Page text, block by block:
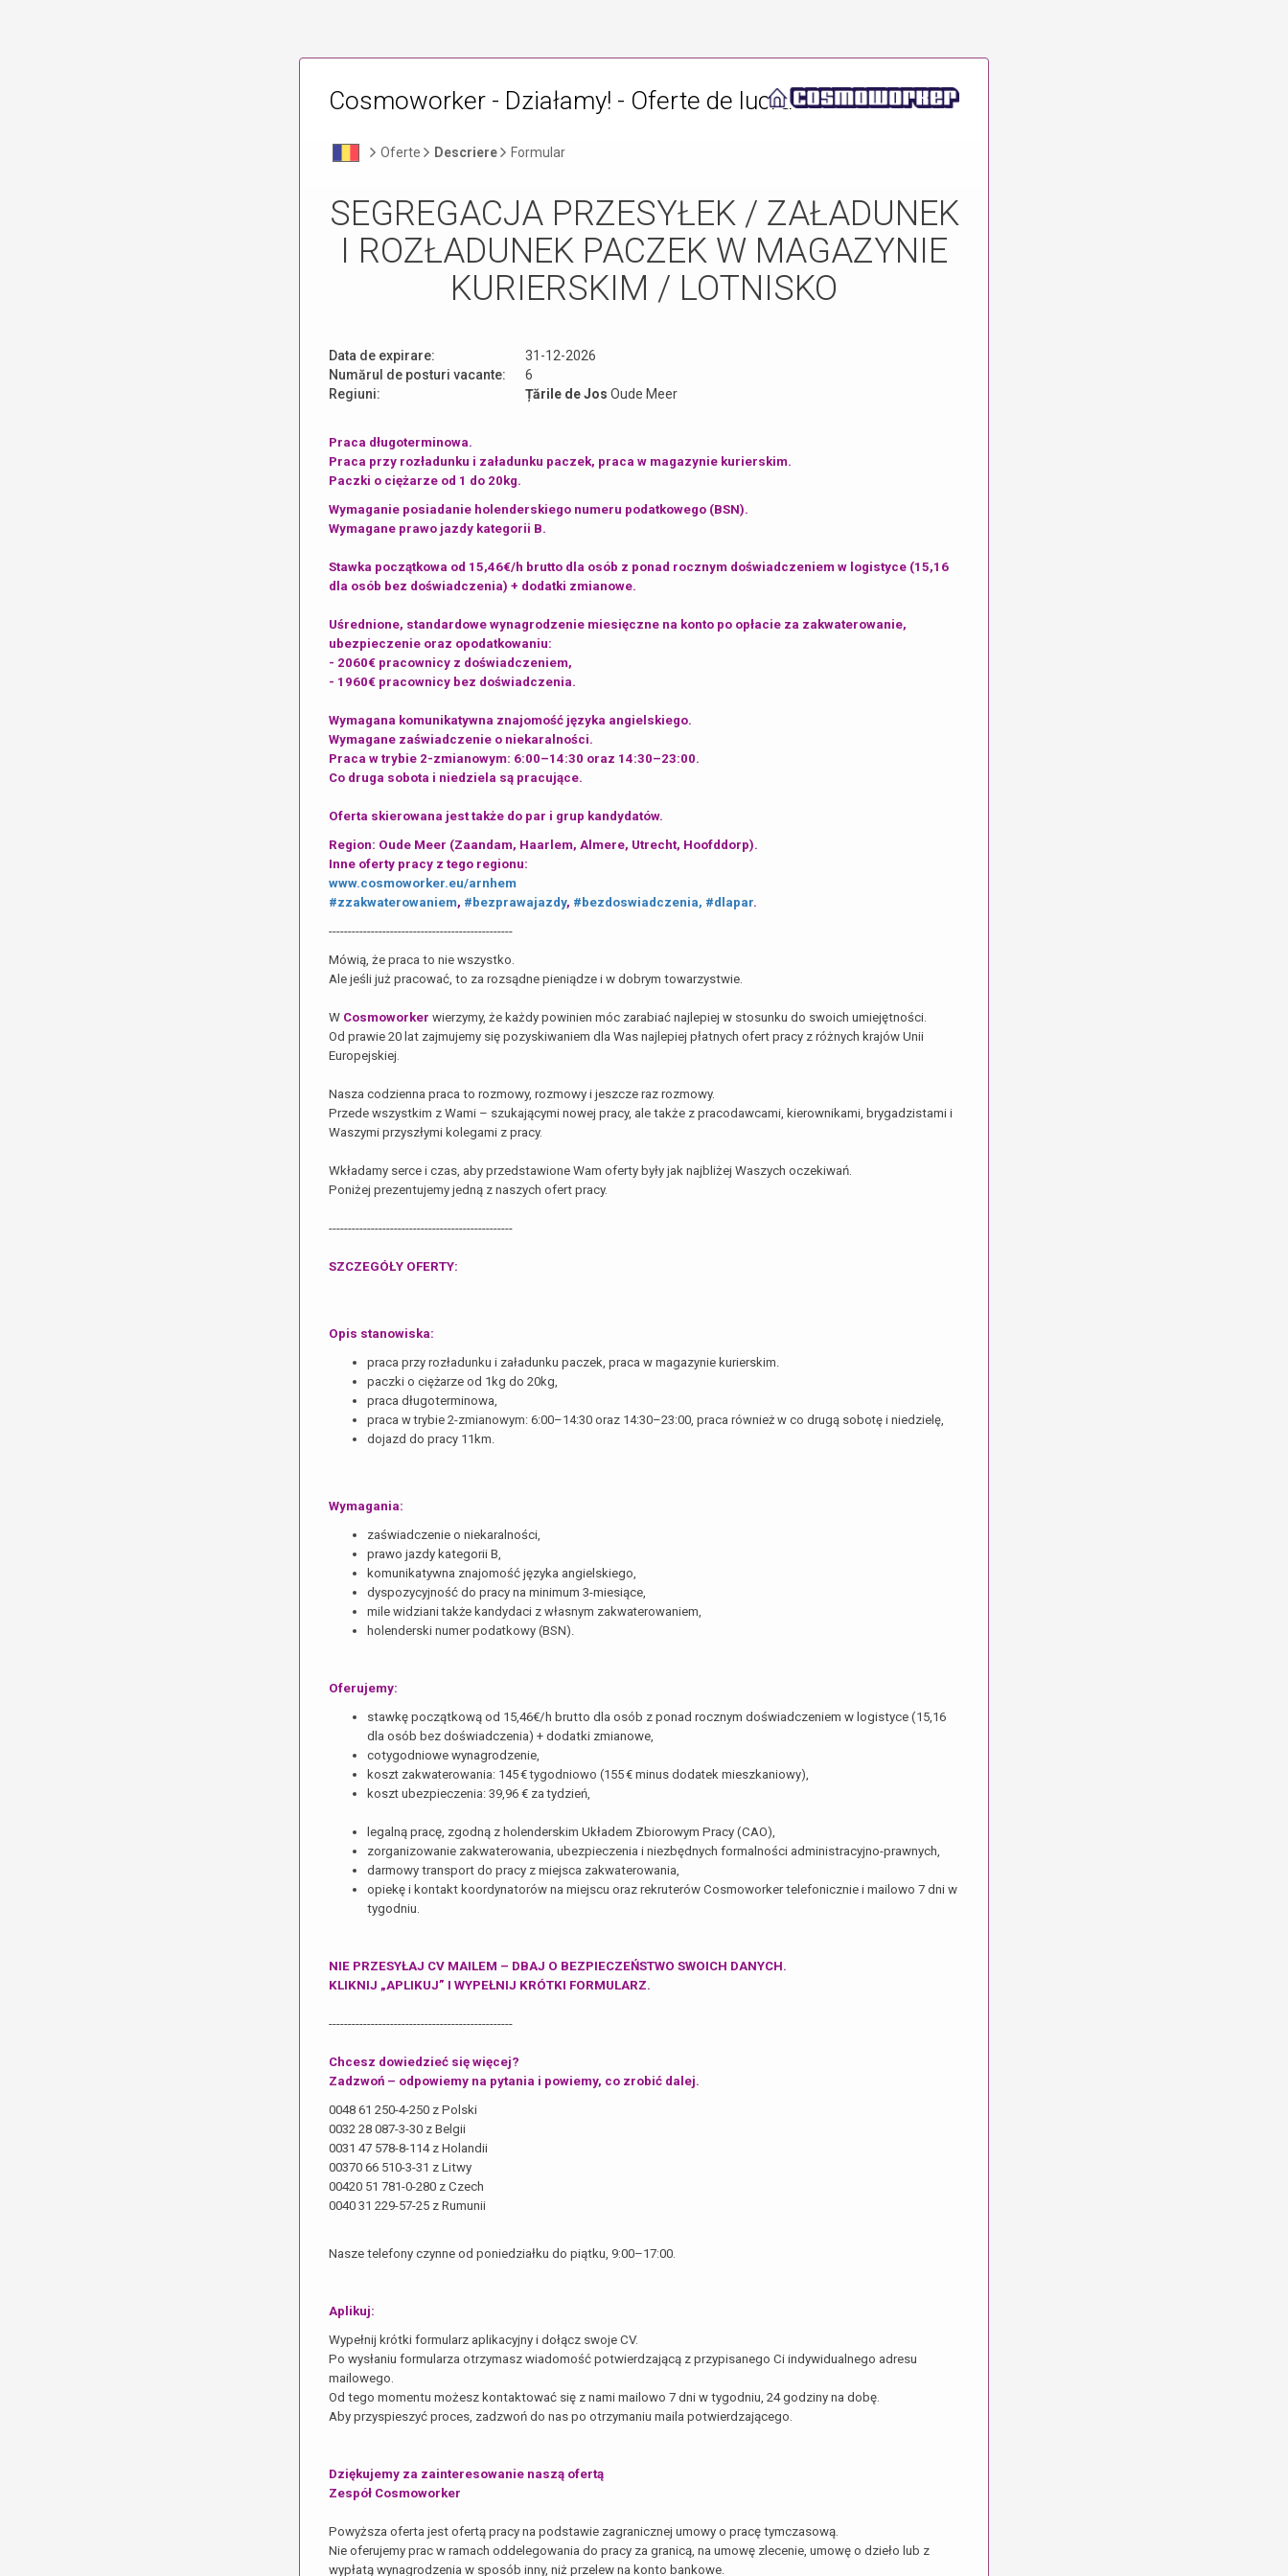
Cosmoworker - Działamy! - Oferte de lucru
Oferte Descriere Formular
SEGREGACJA PRZESYŁEK / ZAŁADUNEK
I ROZŁADUNEK PACZEK W MAGAZYNIE
KURIERSKIM / LOTNISKO
Data de expirare:
31-12-2026
Numărul de posturi vacante:
6
Regiuni:
Țările de Jos Oude Meer
Praca długoterminowa.
Praca przy rozładunku i załadunku paczek, praca w magazynie kurierskim.
Paczki o ciężarze od 1 do 20kg.
Wymaganie posiadanie holenderskiego numeru podatkowego (BSN).
Wymagane prawo jazdy kategorii B.
Stawka początkowa od 15,46€/h brutto dla osób z ponad rocznym doświadczeniem w logistyce (15,16
dla osób bez doświadczenia) + dodatki zmianowe.
Uśrednione, standardowe wynagrodzenie miesięczne na konto po opłacie za zakwaterowanie,
ubezpieczenie oraz opodatkowaniu:
- 2060€ pracownicy z doświadczeniem,
- 1960€ pracownicy bez doświadczenia.
Wymagana komunikatywna znajomość języka angielskiego.
Wymagane zaświadczenie o niekaralności.
Praca w trybie 2-zmianowym: 6:00–14:30 oraz 14:30–23:00.
Co druga sobota i niedziela są pracujące.
Oferta skierowana jest także do par i grup kandydatów.
Region: Oude Meer (Zaandam, Haarlem, Almere, Utrecht, Hoofddorp).
Inne oferty pracy z tego regionu:
www.cosmoworker.eu/arnhem
#zzakwaterowaniem, #bezprawajazdy, #bezdoswiadczenia, #dlapar.
------------------------------------------------
Mówią, że praca to nie wszystko.
Ale jeśli już pracować, to za rozsądne pieniądze i w dobrym towarzystwie.
W Cosmoworker wierzymy, że każdy powinien móc zarabiać najlepiej w stosunku do swoich umiejętności.
Od prawie 20 lat zajmujemy się pozyskiwaniem dla Was najlepiej płatnych ofert pracy z różnych krajów Unii
Europejskiej.
Nasza codzienna praca to rozmowy, rozmowy i jeszcze raz rozmowy.
Przede wszystkim z Wami – szukającymi nowej pracy, ale także z pracodawcami, kierownikami, brygadzistami i
Waszymi przyszłymi kolegami z pracy.
Wkładamy serce i czas, aby przedstawione Wam oferty były jak najbliżej Waszych oczekiwań.
Poniżej prezentujemy jedną z naszych ofert pracy.
------------------------------------------------
SZCZEGÓŁY OFERTY:
Opis stanowiska:
praca przy rozładunku i załadunku paczek, praca w magazynie kurierskim.
paczki o ciężarze od 1kg do 20kg,
praca długoterminowa,
praca w trybie 2-zmianowym: 6:00–14:30 oraz 14:30–23:00, praca również w co drugą sobotę i niedzielę,
dojazd do pracy 11km.
Wymagania:
zaświadczenie o niekaralności,
prawo jazdy kategorii B,
komunikatywna znajomość języka angielskiego,
dyspozycyjność do pracy na minimum 3-miesiące,
mile widziani także kandydaci z własnym zakwaterowaniem,
holenderski numer podatkowy (BSN).
Oferujemy:
stawkę początkową od 15,46€/h brutto dla osób z ponad rocznym doświadczeniem w logistyce (15,16
dla osób bez doświadczenia) + dodatki zmianowe,
cotygodniowe wynagrodzenie,
koszt zakwaterowania: 145 € tygodniowo (155 € minus dodatek mieszkaniowy),
koszt ubezpieczenia: 39,96 € za tydzień,
legalną pracę, zgodną z holenderskim Układem Zbiorowym Pracy (CAO),
zorganizowanie zakwaterowania, ubezpieczenia i niezbędnych formalności administracyjno-prawnych,
darmowy transport do pracy z miejsca zakwaterowania,
opiekę i kontakt koordynatorów na miejscu oraz rekruterów Cosmoworker telefonicznie i mailowo 7 dni w
tygodniu.
NIE PRZESYŁAJ CV MAILEM – DBAJ O BEZPIECZEŃSTWO SWOICH DANYCH.
KLIKNIJ „APLIKUJ” I WYPEŁNIJ KRÓTKI FORMULARZ.
------------------------------------------------
Chcesz dowiedzieć się więcej?
Zadzwoń – odpowiemy na pytania i powiemy, co zrobić dalej.
0048 61 250-4-250 z Polski
0032 28 087-3-30 z Belgii
0031 47 578-8-114 z Holandii
00370 66 510-3-31 z Litwy
00420 51 781-0-280 z Czech
0040 31 229-57-25 z Rumunii
Nasze telefony czynne od poniedziałku do piątku, 9:00–17:00.
Aplikuj:
Wypełnij krótki formularz aplikacyjny i dołącz swoje CV.
Po wysłaniu formularza otrzymasz wiadomość potwierdzającą z przypisanego Ci indywidualnego adresu
mailowego.
Od tego momentu możesz kontaktować się z nami mailowo 7 dni w tygodniu, 24 godziny na dobę.
Aby przyspieszyć proces, zadzwoń do nas po otrzymaniu maila potwierdzającego.
Dziękujemy za zainteresowanie naszą ofertą
Zespół Cosmoworker
Powyższa oferta jest ofertą pracy na podstawie zagranicznej umowy o pracę tymczasową.
Nie oferujemy prac w ramach oddelegowania do pracy za granicą, na umowę zlecenie, umowę o dzieło lub z
wypłatą wynagrodzenia w sposób inny, niż przelew na konto bankowe.